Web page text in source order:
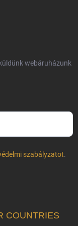
webáruházunk
szabályzatot.
COUNTRIES